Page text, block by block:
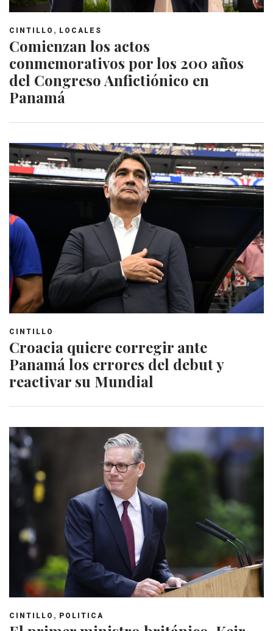
CINTILLO , LOCALES
Comienzan los actos
conmemorativos por los 200 años
del Congreso Anfictiónico en
Panamá
CINTILLO
Croacia quiere corregir ante
Panamá los errores del debut y
reactivar su Mundial
CINTILLO , POLITICA